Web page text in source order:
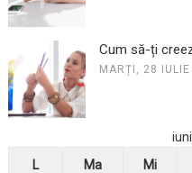
Cum să-ți
MARȚI, 28
L
Ma Mi